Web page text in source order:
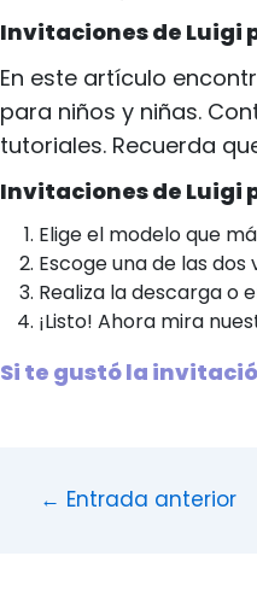
Invitaciones de Luigi
En este artículo
para niños y niñas.
tutoriales. Recuerda
Invitaciones de Luigi
Elige el modelo que
Escoge una de las
Realiza la descarga o
¡Listo! Ahora mira
Si te gustó la
Navegación
← Entrada anterior